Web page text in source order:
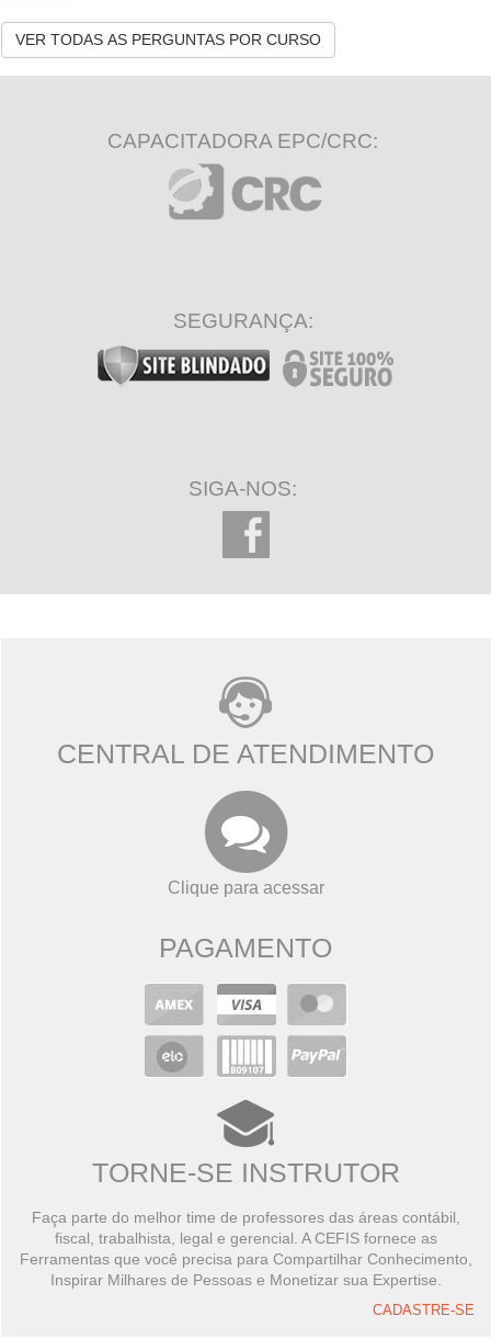
VER TODAS AS PERGUNTAS POR CURSO
CAPACITADORA EPC/CRC:
SEGURANÇA:
SIGA-NOS:
CENTRAL DE ATENDIMENTO
Clique para acessar
PAGAMENTO
TORNE-SE INSTRUTOR
Faça parte do melhor time de professores das áreas contábil,
fiscal, trabalhista, legal e gerencial. A CEFIS fornece as
Ferramentas que você precisa para Compartilhar Conhecimento,
Inspirar Milhares de Pessoas e Monetizar sua Expertise.
CADASTRE-SE